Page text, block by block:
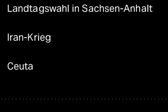
Landtagswahl in Sachsen-Anhalt
Iran-Krieg
Ceuta